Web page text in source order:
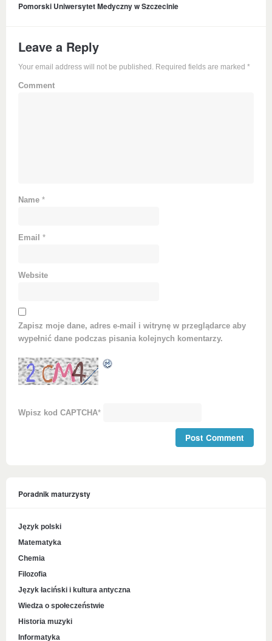
Pomorski Uniwersytet Medyczny w Szczecinie
Leave a Reply
Your email address will not be published. Required fields are marked *
Comment
Name *
Email *
Website
Zapisz moje dane, adres e-mail i witrynę w przeglądarce aby
wypełnić dane podczas pisania kolejnych komentarzy.
Wpisz kod CAPTCHA*
Poradnik maturzysty
Język polski
Matematyka
Chemia
Filozofia
Język łaciński i kultura antyczna
Wiedza o społeczeństwie
Historia muzyki
Informatyka